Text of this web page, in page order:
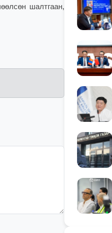
шалтгаан,